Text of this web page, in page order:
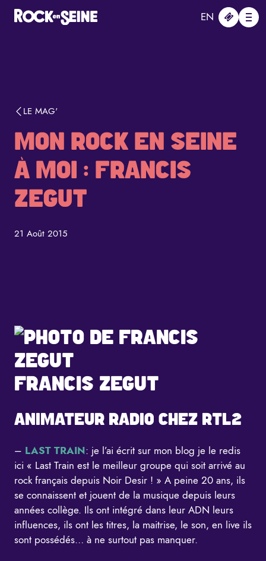
Aller au contenu principal
EN
LE MAG'
MON ROCK EN SEINE
À MOI : FRANCIS
ZEGUT
21 Août 2015
FRANCIS ZEGUT
ANIMATEUR RADIO CHEZ RTL2
– LAST TRAIN: je l’ai écrit sur mon blog je le redis
ici « Last Train est le meilleur groupe qui soit arrivé au
rock français depuis Noir Desir ! » A peine 20 ans, ils
se connaissent et jouent de la musique depuis leurs
années collège. Ils ont intégré dans leur ADN leurs
influences, ils ont les titres, la maitrise, le son, en live ils
sont possédés… à ne surtout pas manquer.
Panneau de gestion des cookies